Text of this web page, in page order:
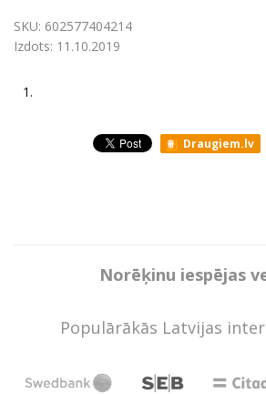
SKU: 602577404214
Izdots: 11.10.2019
1.
Draugiem.lv
Norēķinu iespējas
Populārākās Latvijas